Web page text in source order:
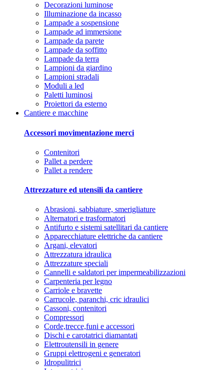
Decorazioni luminose
Illuminazione da incasso
Lampade a sospensione
Lampade ad immersione
Lampade da parete
Lampade da soffitto
Lampade da terra
Lampioni da giardino
Lampioni stradali
Moduli a led
Paletti luminosi
Proiettori da esterno
Cantiere e macchine
Accessori movimentazione merci
Contenitori
Pallet a perdere
Pallet a rendere
Attrezzature ed utensili da cantiere
Abrasioni, sabbiature, smerigliature
Alternatori e trasformatori
Antifurto e sistemi satellitari da cantiere
Apparecchiature elettriche da cantiere
Argani, elevatori
Attrezzatura idraulica
Attrezzature speciali
Cannelli e saldatori per impermeabilizzazioni
Carpenteria per legno
Carriole e bravette
Carrucole, paranchi, cric idraulici
Cassoni, contenitori
Compressori
Corde,trecce,funi e accessori
Dischi e carotatrici diamantati
Elettroutensili in genere
Gruppi elettrogeni e generatori
Idropulitrici